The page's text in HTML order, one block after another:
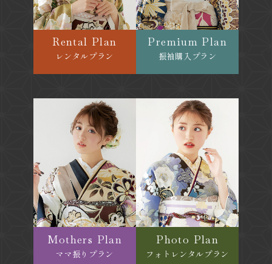
Rental Plan
レンタルプラン
Premium Plan
振袖購入プラン
Mothers Plan
ママ振りプラン
Photo Plan
フォトレンタルプラン